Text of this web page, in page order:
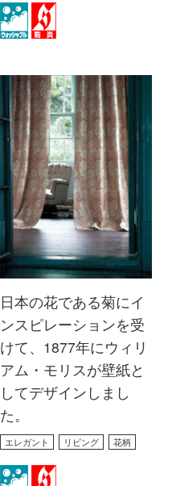
日本の花である菊にイ
ンスピレーションを受
けて、1877年にウィリ
アム・モリスが壁紙と
してデザインしまし
た。
エレガント リビング 花柄